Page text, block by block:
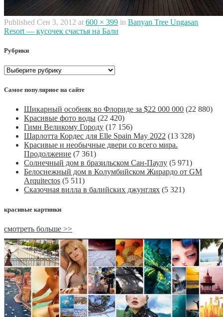
Published Сен 3, 2012 at 600 × 399 in Banyan Tree Ungasan
Resort — кусочек счастья на Бали
Рубрики
Рубрики
Самое популярное на сайте
Шикарный особняк во Флориде за $22 000 000 (22 880)
Красивые фото воды (22 420)
Гимн Великому Городу (17 156)
Шарлотта Кордес для Elle Spain May 2022 (13 328)
Красивые и необычные двери со всего мира.
Продолжение (7 361)
Солнечный дом в бразильском Сан-Паулу (5 971)
Белоснежный дом в Колумбийском Жирардо от GM
Arquitectos (5 511)
Сказочная вилла в балийских джунглях (5 321)
красивые картинки
смотреть больше >>